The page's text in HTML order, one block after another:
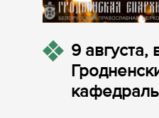
9 августа,